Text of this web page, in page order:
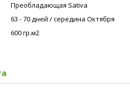
Преобладающая Sativa
63 - 70 дней / середина Октября
600 гр.м2